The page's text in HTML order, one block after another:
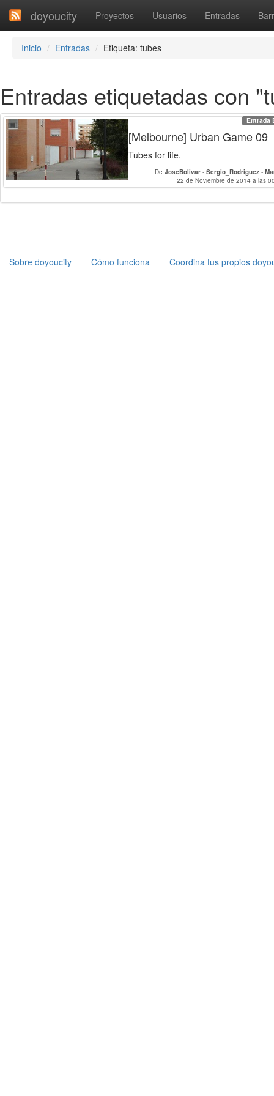
doyoucity Proyectos Usuarios Entradas
Inicio Entradas Etiqueta: tubes
Entradas etiquetadas con
Entrada
[Melbourne] Urban Game 09
Tubes for life.
De JoseBolivar - Sergio_Rodriguez -
PabloMorales- MiguelHeredia-
PabloAmaro-
22 de Noviembre de 2014 a las
Sobre doyoucity Cómo funciona Coordina tus propios